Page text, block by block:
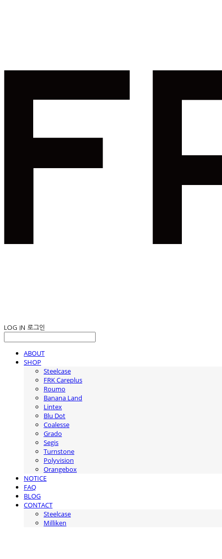
LOG IN 로그인
ABOUT
SHOP
Steelcase
FRK Careplus
Roumo
Banana Land
Lintex
Blu Dot
Coalesse
Grado
Segis
Turnstone
Polyvision
Orangebox
NOTICE
FAQ
BLOG
CONTACT
Steelcase
Milliken